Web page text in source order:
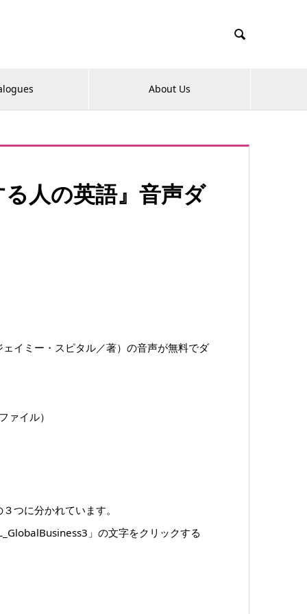

About Us
る人の英語』音声ダ
イミー・スピタル／著）の音声が無料でダ
ァイル）
つに分かれています。
」の文字をクリックする